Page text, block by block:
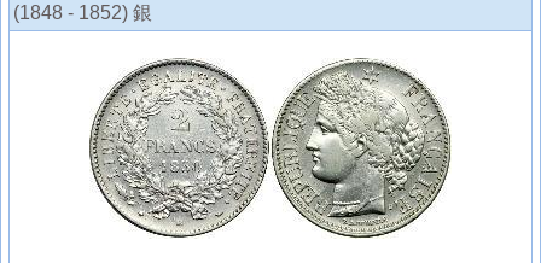
(1848 - 1852) 銀